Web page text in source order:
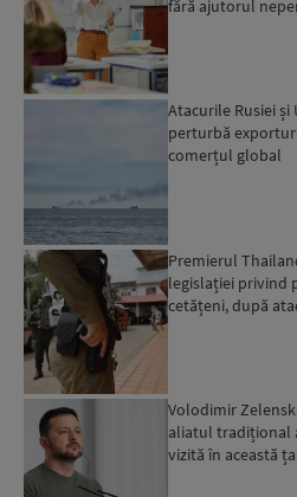
fără ajutorul
Atacurile Rusiei și
perturbă
comerțul global
Premierul
legislației privind
cetățeni, după
Volodimir
aliatul tradițional
vizită în această